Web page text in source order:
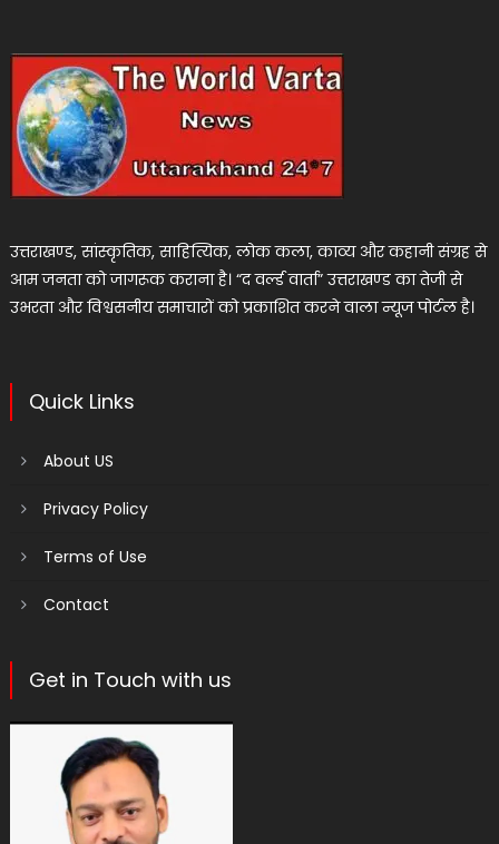
उत्तराखण्ड, सांस्कृतिक, साहित्यिक, लोक कला, काव्य और कहानी संग्रह से
आम जनता को जागरूक कराना है। “द वर्ल्ड वार्ता” उत्तराखण्ड का तेजी से
उभरता और विश्वसनीय समाचारों को प्रकाशित करने वाला न्यूज पोर्टल है।
Quick Links
About US
Privacy Policy
Terms of Use
Contact
Get in Touch with us